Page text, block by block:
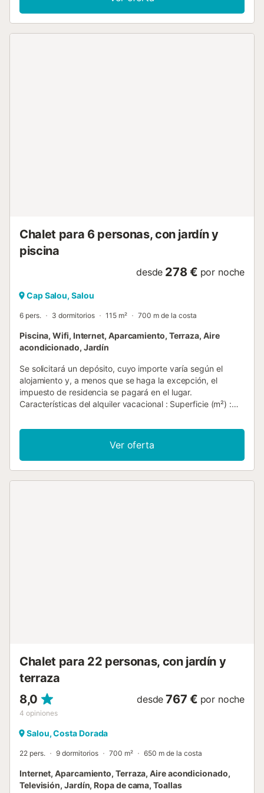
Jardín Mascotas permitidas Parilla Horno Lava-vajillas
Acceso a Internet Estacionamiento Inalámbrico
Chalet para 6 personas, con jardín y
piscina
desde 278 € por noche
Cap Salou, Salou
6 pers. 3 dormitorios 115 m² 700 m de la costa
Piscina, Wifi, Internet, Aparcamiento, Terraza, Aire
acondicionado, Jardín
Se solicitará un depósito, cuyo importe varía según el
alojamiento y, a menos que se haga la excepción, el
impuesto de residencia se pagará en el lugar.
Características del alquiler vacacional : Superficie (m²) :
Calefacción Aire acondicionado Congelador Lavadora
Horno micro ondas piscina comunitaria Terraza Jardín
Parilla Horno Lava-vajillas Acceso a Internet
Estacionamiento Inalámbrico Refrigerador Cafetera Pava
Ver oferta
Chalet para 22 personas, con jardín y
terraza
8,0
4 opiniones
desde 767 € por noche
Salou, Costa Dorada
22 pers. 9 dormitorios 700 m² 650 m de la costa
Internet, Aparcamiento, Terraza, Aire acondicionado,
Televisión, Jardín, Ropa de cama, Toallas